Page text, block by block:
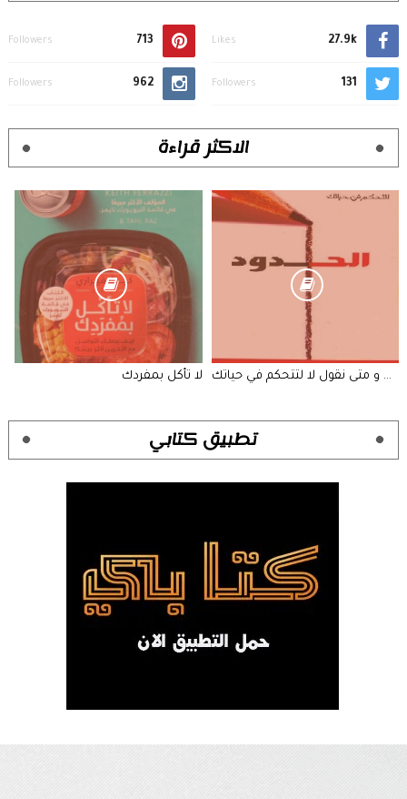
27.9k
Likes
713
Followers
131
Followers
962
Followers
الاكثر قراءة
الحدود متى نقول نعم و متى نقول لا لتتحكم في حياتك لا تأكل بمفردك
تطبيق كتابي